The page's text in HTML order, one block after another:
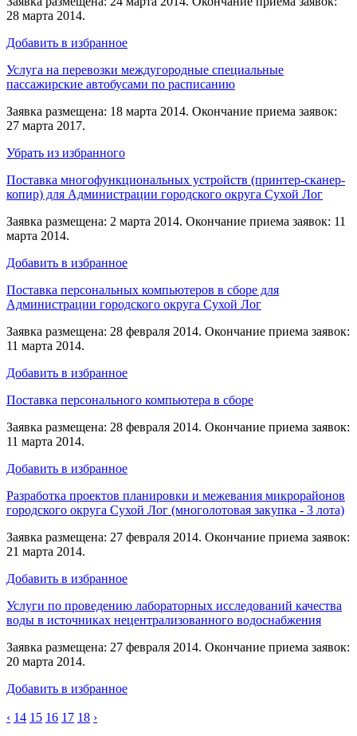
28 марта 2014.
Добавить в избранное
Услуга на перевозки междугородные специальные
пассажирские автобусами по расписанию
Заявка размещена: 18 марта 2014. Окончание приема заявок:
27 марта 2017.
Убрать из избранного
Поставка многофункциональных устройств (принтер-сканер-
копир) для Администрации городского округа Сухой Лог
Заявка размещена: 2 марта 2014. Окончание приема заявок: 11
марта 2014.
Добавить в избранное
Поставка персональных компьютеров в сборе для
Администрации городского округа Сухой Лог
Заявка размещена: 28 февраля 2014. Окончание приема заявок:
11 марта 2014.
Добавить в избранное
Поставка персонального компьютера в сборе
Заявка размещена: 28 февраля 2014. Окончание приема заявок:
11 марта 2014.
Добавить в избранное
Разработка проектов планировки и межевания микрорайонов
городского округа Сухой Лог (многолотовая закупка - 3 лота)
Заявка размещена: 27 февраля 2014. Окончание приема заявок:
21 марта 2014.
Добавить в избранное
Услуги по проведению лабораторных исследований качества
воды в источниках нецентрализованного водоснабжения
Заявка размещена: 27 февраля 2014. Окончание приема заявок:
20 марта 2014.
Добавить в избранное
‹ 14 15 16 17 18 ›